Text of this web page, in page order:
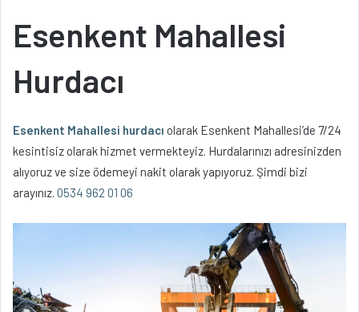
Esenkent Mahallesi
Hurdacı
Esenkent Mahallesi hurdacı olarak Esenkent Mahallesi’de 7/24
kesintisiz olarak hizmet vermekteyiz. Hurdalarınızı adresinizden
alıyoruz ve size ödemeyi nakit olarak yapıyoruz. Şimdi bizi
arayınız. 0534 962 01 06